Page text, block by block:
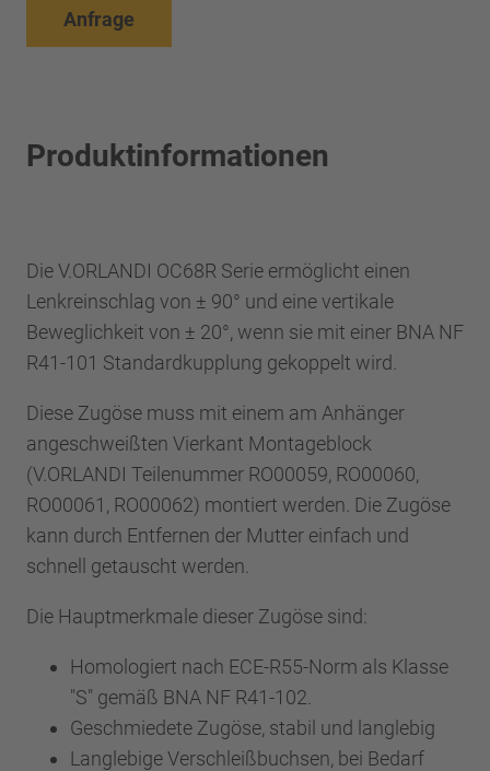
Anfrage
Produktinformationen
Die V.ORLANDI OC68R Serie ermöglicht einen
Lenkreinschlag von ± 90° und eine vertikale
Beweglichkeit von ± 20°, wenn sie mit einer BNA NF
R41-101 Standardkupplung gekoppelt wird.
Diese Zugöse muss mit einem am Anhänger
angeschweißten Vierkant Montageblock
(V.ORLANDI Teilenummer RO00059, RO00060,
RO00061, RO00062) montiert werden. Die Zugöse
kann durch Entfernen der Mutter einfach und
schnell getauscht werden.
Die Hauptmerkmale dieser Zugöse sind:
Homologiert nach ECE-R55-Norm als Klasse
"S" gemäß BNA NF R41-102.
Geschmiedete Zugöse, stabil und langlebig
Langlebige Verschleißbuchsen, bei Bedarf